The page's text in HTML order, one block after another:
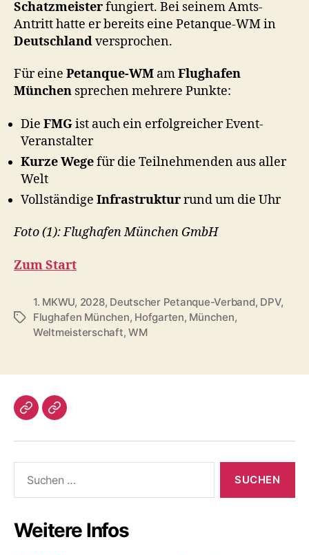
Schatzmeisterfungiert. Bei seinem Amts-
Antritt hatte er bereits eine Petanque-WM in
Deutschlandversprochen.
Für eine Petanque-WM amFlughafen
München sprechen mehrere Punkte:
Die FMGist auch ein erfolgreicher Event-
Veranstalter
Kurze Wegefür die Teilnehmenden aus aller
Welt
Vollständige Infrastrukturrund um die Uhr
Foto (1): Flughafen München GmbH
Zum Start
Schlagwörter
1. MKWU, 2028, Deutscher Petanque-Verband, DPV,
Flughafen München, Hofgarten, München,
Weltmeisterschaft,WM
Impressum/DatSchutz
Beliebte
nach:
Weitere Infos